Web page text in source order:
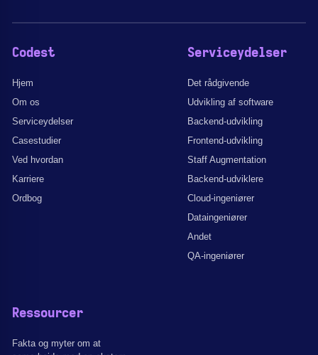
Codest
Hjem
Om os
Serviceydelser
Casestudier
Ved hvordan
Karriere
Ordbog
Serviceydelser
Det rådgivende
Udvikling af software
Backend-udvikling
Frontend-udvikling
Staff Augmentation
Backend-udviklere
Cloud-ingeniører
Dataingeniører
Andet
QA-ingeniører
Ressourcer
Fakta og myter om at